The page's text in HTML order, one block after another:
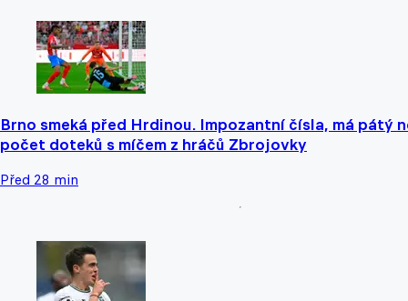
Brno smeká před Hrdinou. Impozantní čísla, má pátý
počet doteků s míčem z hráčů Zbrojovky
Před 28 min